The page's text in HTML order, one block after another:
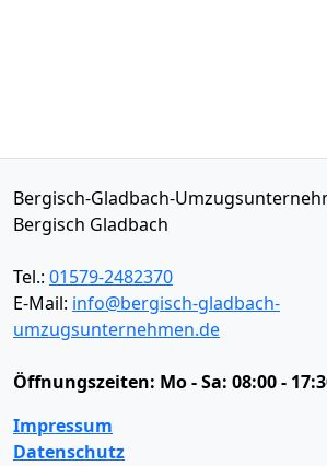
Bergisch-Gladbach-
Bergisch Gladbach
Tel.: 01579-2482370
E-Mail: info@bergisch-gladbach-
umzugsunternehmen.de
Öffnungszeiten: Mo - Sa: 08:00 -
Impressum
Datenschutz